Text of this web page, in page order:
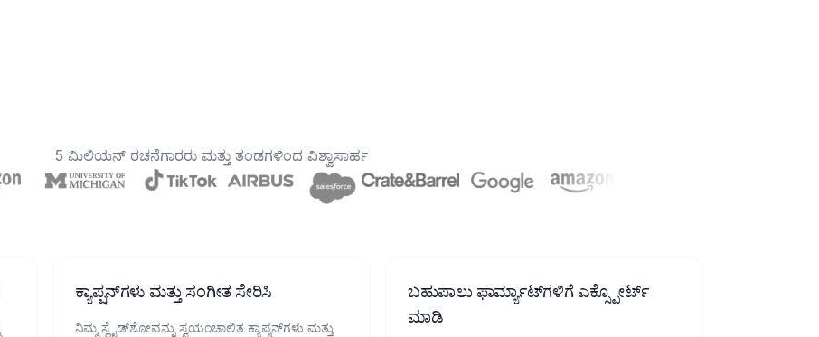
5 ಮಿಲಿಯನ್ ರಚನೆಗಾರರು ಮತ್ತು ತಂಡಗಳಿಂದ ವಿಶ್ವಾಸಾರ್ಹ
ಕ್ಯಾಪ್ಷನ್‌ಗಳು ಮತ್ತು ಸಂಗೀತ ಸೇರಿಸಿ
ನಿಮ್ಮ ಸ್ಲೈಡ್‌ಶೋವನ್ನು ಸ್ವಯಂಚಾಲಿತ ಕ್ಯಾಪ್ಶನ್‌ಗಳು ಮತ್ತು
ಬಹುಪಾಲು ಫಾರ್ಮ್ಯಾಟ್‌ಗಳಿಗೆ ಎಕ್ಸ್ಪೋರ್ಟ್
ಮಾಡಿ